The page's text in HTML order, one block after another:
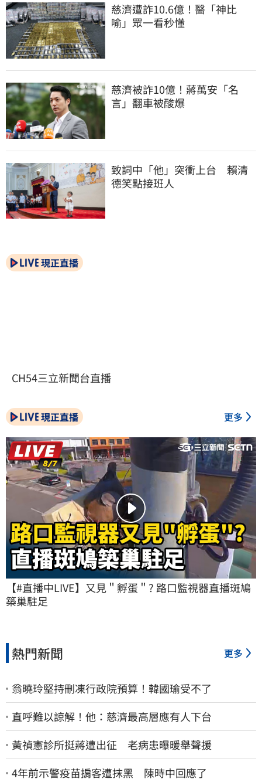
慈濟遭詐10.6億！醫「神比
喻」眾一看秒懂
慈濟被詐10億！蔣萬安「名
言」翻車被酸爆
致詞中「他」突衝上台　賴清
德笑點接班人
現正直播
CH54三立新聞台直播
現正直播 更多
【#直播中LIVE】又見＂孵蛋＂? 路口監視器直播斑鳩
築巢駐足
熱門新聞 更多
翁曉玲堅持刪凍行政院預算！韓國瑜受不了
直呼難以諒解！他：慈濟最高層應有人下台
黃禎憲診所挺蔣遭出征 老病患曝暖舉聲援
4年前示警疫苗掮客遭抹黑 陳時中回應了